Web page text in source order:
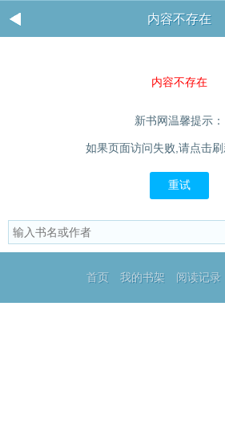
内容不存在
内容不存在
新书网温馨提示：
如果页面访问失败,请点击刷
重试
首页 我的书架 阅读记录